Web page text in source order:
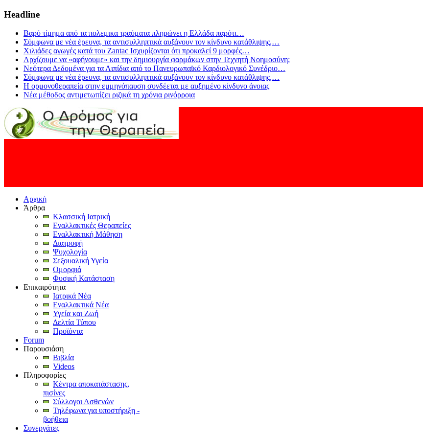
Headline
Βαρύ τίμημα από τα πολεμικα τραύματα πληρώνει η Ελλάδα παρότι…
Σύμφωνα με νέα έρευνα, τα αντισυλληπτικά αυξάνουν τον κίνδυνο κατάθλιψης,…
Χιλιάδες αγωγές κατά του Zantac Ισχυρίζονται ότι προκαλεί 9 μορφές…
Αρχίζουμε να «αφήνουμε» και την δημιουργία φαρμάκων στην Τεχνητή Νοημοσύνη;
Νεότερα Δεδομένα για τα Λιπίδια από το Πανευρωπαϊκό Καρδιολογικό Συνέδριο…
Σύμφωνα με νέα έρευνα, τα αντισυλληπτικά αυξάνουν τον κίνδυνο κατάθλιψης,…
Η ορμονοθεραπεία στην εμμηνόπαυση συνδέεται με αυξημένο κίνδυνο άνοιας
Νέα μέθοδος αντιμετωπίζει ριζικά τη χρόνια ρινόρροια
Αρχική
Άρθρα
Κλασσική Ιατρική
Εναλλακτικές Θεραπείες
Εναλλακτική Μάθηση
Διατροφή
Ψυχολογία
Σεξουαλική Υγεία
Ομορφιά
Φυσική Κατάσταση
Επικαιρότητα
Ιατρικά Νέα
Εναλλακτικά Νέα
Υγεία και Ζωή
Δελτία Τύπου
Προϊόντα
Forum
Παρουσιάση
Βιβλία
Videos
Πληροφορίες
Κέντρα αποκατάστασης,
πισίνες
Σύλλογοι Ασθενών
Τηλέφωνα για υποστήριξη -
βοήθεια
Συνεργάτες